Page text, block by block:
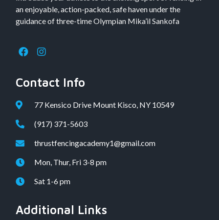
an enjoyable, action-packed, safe haven under the
guidance of three-time Olympian Mika’il Sankofa
Contact Info
77 Kensico Drive Mount Kisco, NY 10549
(917) 371-5603
thrustfencingacademy1@gmail.com
Mon, Thur, Fri 3-8 pm
Sat 1-6 pm
Additional Links